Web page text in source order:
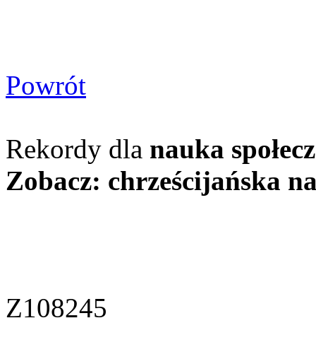
Powrót
Rekordy dla nauka
Zobacz: chrześcijańska
Z108245